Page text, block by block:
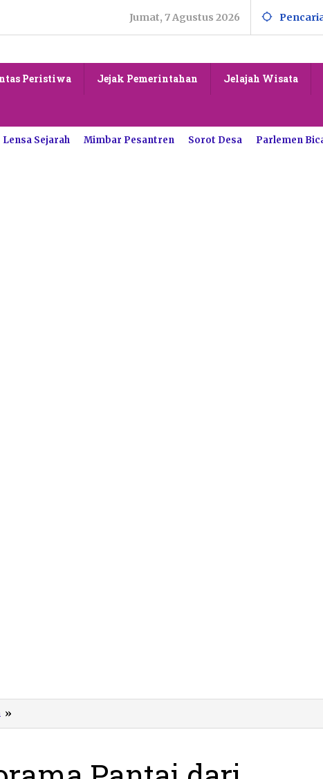
Jumat, 7 Agustus 2026
Peristiwa Jejak Pemerintahan Jelajah Wisata
Lensa Sejarah Mimbar Pesantren Sorot Desa Parlemen
»
Panorama
Ketinggian,